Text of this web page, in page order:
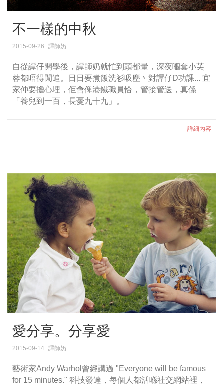
不一樣的中秋
2015-09-26 譚師奶
自從譚仔開學後，譚師奶就忙到頭都暈，深夜嗰套小芙
蓉都唔得閒追。日日要煮飯洗衫吸塵丶對譚仔D功課... 宜
家仲要擔心埋，佢會俾港鐵職員恰，管接管送，真係
「養兒到一百，長憂九十九」。
詳細內容
愛分享。分享愛
2015-09-14 譚師奶
藝術家Andy Warhol曾經講過 "Everyone will be famous
for 15 minutes." 科技發達，每個人都活喺社交網站裡，